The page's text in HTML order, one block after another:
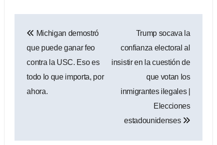
de
entradas
Michigan demostró
que puede ganar feo
contra la USC. Eso es
todo lo que importa, por
ahora.
Trump socava la
confianza electoral al
insistir en la cuestión de
que votan los
inmigrantes ilegales |
Elecciones
estadounidenses